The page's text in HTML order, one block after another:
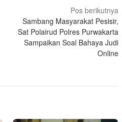
Pos berikutnya
Sambang Masyarakat Pesisir,
Sat Polairud Polres Purwakarta
Sampaikan Soal Bahaya Judi
Online